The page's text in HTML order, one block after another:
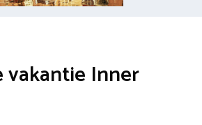
vakantie Inner